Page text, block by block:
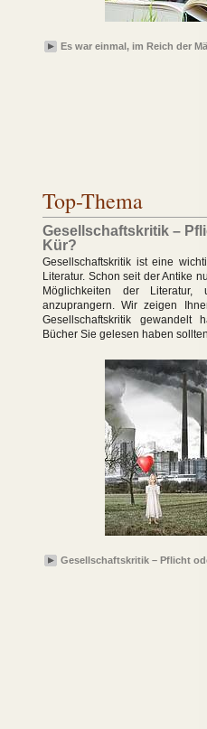
Unterwerfung Cash
Black Dagger 14:
Blinder König
Es war einmal, im Reich der
Top-Thema
Gesellschaftskritik –
Kür?
Gesellschaftskritik ist eine
Literatur. Schon seit der Antike
Möglichkeiten der Literatur,
anzuprangern. Wir zeigen
Gesellschaftskritik gewandelt
Bücher Sie gelesen haben
Gesellschaftskritik – Pflicht